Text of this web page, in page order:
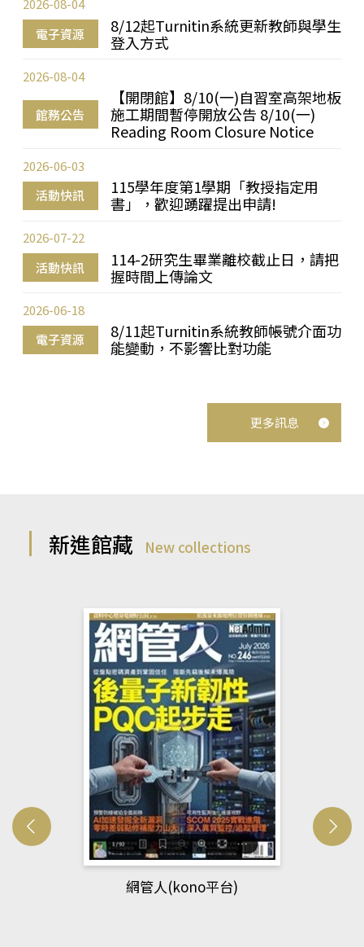
電子資源
8/12起Turnitin系統更新教師與學生
登入方式
2026-08-04
館務公告
【開閉館】8/10(一)自習室高架地板
施工期間暫停開放公告 8/10(一)
Reading Room Closure Notice
2026-08-04
活動快訊
115學年度第1學期「教授指定用
書」，歡迎踴躍提出申請!
2026-06-03
活動快訊
114-2研究生畢業離校截止日，請把
握時間上傳論文
2026-07-22
電子資源
8/11起Turnitin系統教師帳號介面功
能變動，不影響比對功能
2026-06-18
更多訊息
新進館藏 New collections
網管人(kono平台)